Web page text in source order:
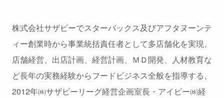
株式会社サザビーでスターバックス及びアフタヌーンテ
ィー創業時から事業統括責任者として多店舗化を実現。
店舗経営、出店計画、経営計画、ＭＤ開発、人材教育な
ど長年の実務経験からフードビジネス全般を指導する。
2012年㈱サザビーリーグ経営企画室長・アイビー㈱経